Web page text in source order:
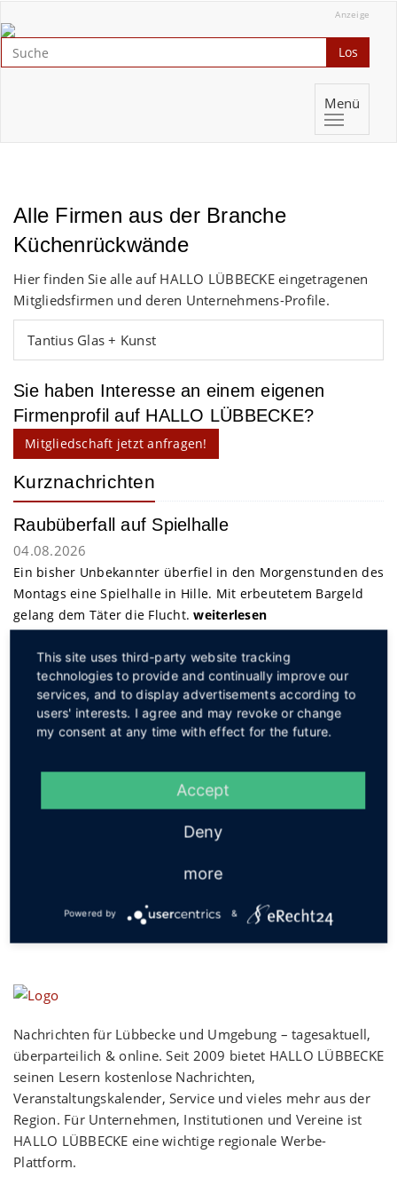
Anzeige
Los
Menü
Alle Firmen aus der Branche
Küchenrückwände
Hier finden Sie alle auf HALLO LÜBBECKE eingetragenen
Mitgliedsfirmen und deren Unternehmens-Profile.
Tantius Glas + Kunst
Sie haben Interesse an einem eigenen
Firmenprofil auf HALLO LÜBBECKE?
Mitgliedschaft jetzt anfragen!
Kurznachrichten
Raubüberfall auf Spielhalle
04.08.2026
Ein bisher Unbekannter überfiel in den Morgenstunden des
Montags eine Spielhalle in Hille. Mit erbeutetem Bargeld
gelang dem Täter die Flucht.weiterlesen
Service
Social
Nachrichten für Lübbecke und Umgebung – tagesaktuell,
überparteilich & online. Seit 2009 bietet HALLO LÜBBECKE
seinen Lesern kostenlose Nachrichten,
Veranstaltungskalender, Service und vieles mehr aus der
Region. Für Unternehmen, Institutionen und Vereine ist
HALLO LÜBBECKE eine wichtige regionale Werbe-
Plattform.
This site uses third-party website tracking
technologies to provide and continually improve our
services, and to display advertisements according to
users' interests. I agree and may revoke or change
my consent at any time with effect for the future.
Accept
Deny
more
Powered by &